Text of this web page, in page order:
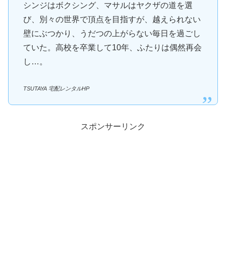
シンジはボクシング、マサルはヤクザの道を選
び、別々の世界で頂点を目指すが、越えられない
壁にぶつかり、うだつの上がらない毎日を過ごし
ていた。高校を卒業して10年、ふたりは偶然再会
し…。
TSUTAYA 宅配レンタルHP
スポンサーリンク